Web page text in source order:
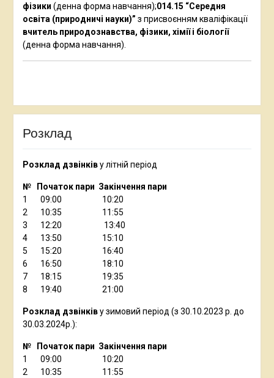
фізики (денна форма навчання);014.15 “Середня
освіта (природничі науки)” з присвоєнням кваліфікації
вчитель природознавства, фізики, хімії і біології
(денна форма навчання).
Розклад
Розклад дзвінківу літній період
№ Початок пари Закінчення пари
1 09:00 10:20
2 10:35 11:55
3 12:20 13:40
4 13:50 15:10
5 15:20 16:40
6 16:50 18:10
7 18:15 19:35
8 19:40 21:00
Розклад дзвінківу зимовий період (з 30.10.2023 р. до
30.03.2024р.):
№ Початок пари Закінчення пари
1 09:00 10:20
2 10:35 11:55